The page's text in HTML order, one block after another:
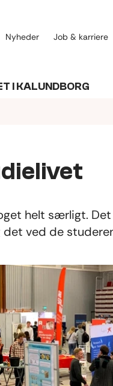
Nyheder Job & karriere
I KALUNDBORG
helt særligt.
ved de